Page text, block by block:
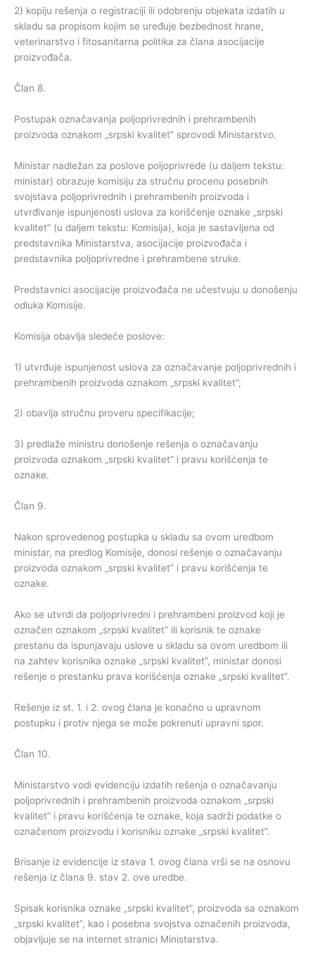
2) kopiju rešenja o registraciji ili odobrenju objekata izdatih u
skladu sa propisom kojim se uređuje bezbednost hrane,
veterinarstvo i fitosanitarna politika za člana asocijacije
proizvođača.
Član 8.
Postupak označavanja poljoprivrednih i prehrambenih
proizvoda oznakom „srpski kvalitet” sprovodi Ministarstvo.
Ministar nadležan za poslove poljoprivrede (u daljem tekstu:
ministar) obrazuje komisiju za stručnu procenu posebnih
svojstava poljoprivrednih i prehrambenih proizvoda i
utvrđivanje ispunjenosti uslova za korišćenje oznake „srpski
kvalitet” (u daljem tekstu: Komisija), koja je sastavljena od
predstavnika Ministarstva, asocijacije proizvođača i
predstavnika poljoprivredne i prehrambene struke.
Predstavnici asocijacije proizvođača ne učestvuju u donošenju
odluka Komisije.
Komisija obavlja sledeće poslove:
1) utvrđuje ispunjenost uslova za označavanje poljoprivrednih i
prehrambenih proizvoda oznakom „srpski kvalitet”;
2) obavlja stručnu proveru specifikacije;
3) predlaže ministru donošenje rešenja o označavanju
proizvoda oznakom „srpski kvalitet” i pravu korišćenja te
oznake.
Član 9.
Nakon sprovedenog postupka u skladu sa ovom uredbom
ministar, na predlog Komisije, donosi rešenje o označavanju
proizvoda oznakom „srpski kvalitet” i pravu korišćenja te
oznake.
Ako se utvrdi da poljoprivredni i prehrambeni proizvod koji je
označen oznakom „srpski kvalitet” ili korisnik te oznake
prestanu da ispunjavaju uslove u skladu sa ovom uredbom ili
na zahtev korisnika oznake „srpski kvalitet”, ministar donosi
rešenje o prestanku prava korišćenja oznake „srpski kvalitet”.
Rešenje iz st. 1. i 2. ovog člana je konačno u upravnom
postupku i protiv njega se može pokrenuti upravni spor.
Član 10.
Ministarstvo vodi evidenciju izdatih rešenja o označavanju
poljoprivrednih i prehrambenih proizvoda oznakom „srpski
kvalitet” i pravu korišćenja te oznake, koja sadrži podatke o
označenom proizvodu i korisniku oznake „srpski kvalitet”.
Brisanje iz evidencije iz stava 1. ovog člana vrši se na osnovu
rešenja iz člana 9. stav 2. ove uredbe.
Spisak korisnika oznake „srpski kvalitet”, proizvoda sa oznakom
„srpski kvalitet”, kao i posebna svojstva označenih proizvoda,
objavljuje se na internet stranici Ministarstva.